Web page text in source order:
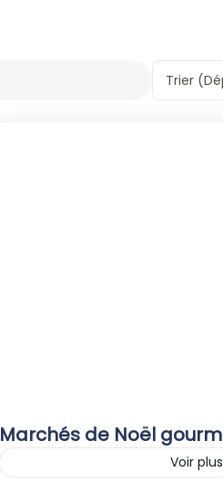
Trier
Marchés de Noël
Voir plus